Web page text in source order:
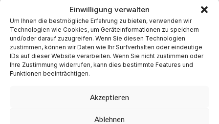
Einwilligung verwalten
Um Ihnen die bestmögliche Erfahrung zu bieten, verwenden wir
Technologien wie Cookies, um Geräteinformationen zu speichern
und/oder darauf zuzugreifen. Wenn Sie diesen Technologien
zustimmen, können wir Daten wie Ihr Surfverhalten oder eindeutige
IDs auf dieser Website verarbeiten. Wenn Sie nicht zustimmen oder
Ihre Zustimmung widerrufen, kann dies bestimmte Features und
Funktionen beeinträchtigen.
Akzeptieren
Ablehnen
September 2024
August 2024
Juli 2024
Juni 2024
Mai 2024